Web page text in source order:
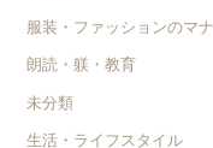
服装・ファッションのマ
朗読・躾・教育
未分類
生活・ライフスタイル